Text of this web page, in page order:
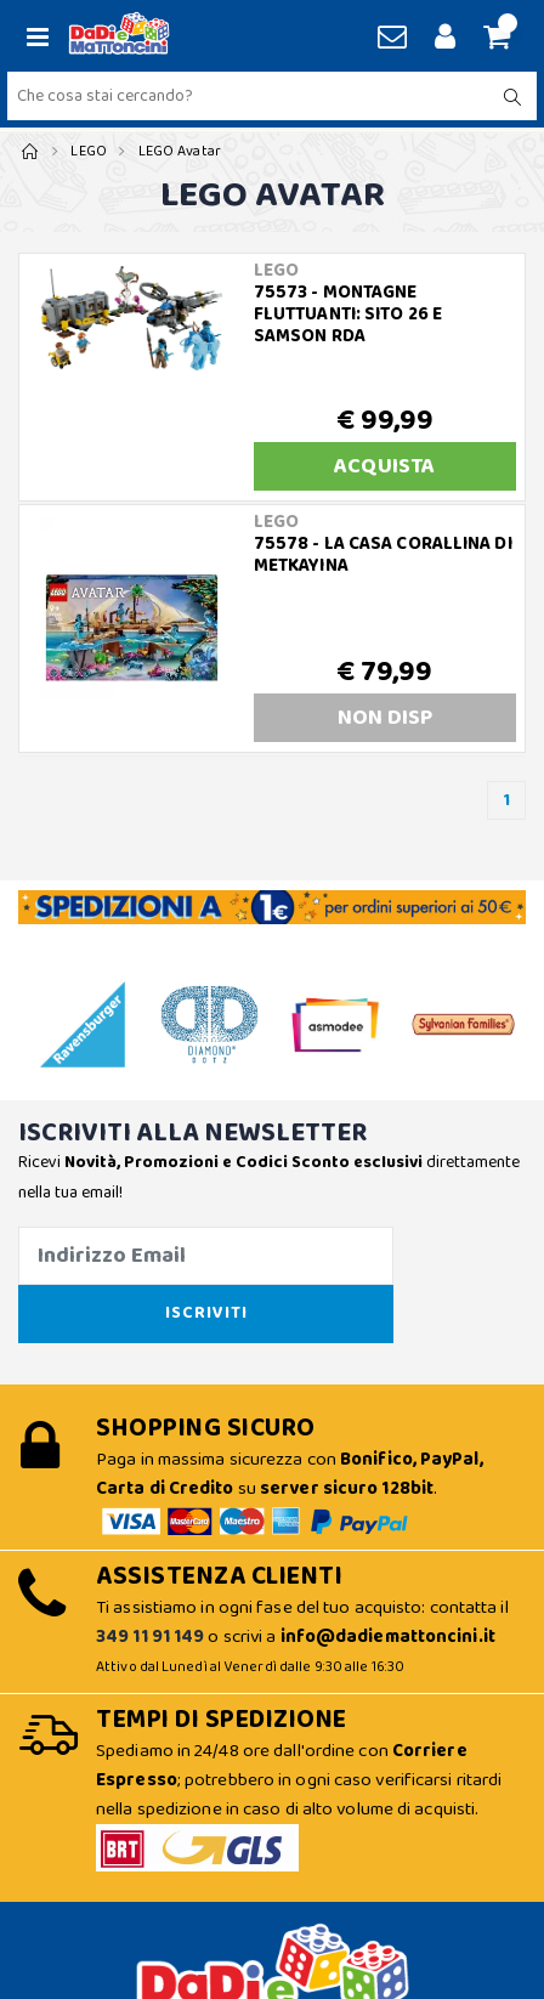
LEGO LEGO Avatar
LEGO AVATAR
LEGO
75573 - MONTAGNE
FLUTTUANTI: SITO 26 E
SAMSON RDA
€ 99,99
ACQUISTA
LEGO
75578 - LA CASA CORALLINA DI
METKAYINA
€ 79,99
NON DISP
1
ISCRIVITI ALLA NEWSLETTER
Ricevi Novità, Promozioni e Codici Sconto esclusividirettamente
nella tua email!
SHOPPING SICURO
Paga in massima sicurezza con Bonifico, PayPal,
Carta di Creditosu server sicuro 128bit.
ASSISTENZA CLIENTI
Ti assistiamo in ogni fase del tuo acquisto: contatta il
349 11 91 149o scrivi a info@dadiemattoncini.it
Attivo dal Lunedì al Venerdì dalle 9:30 alle 16:30
TEMPI DI SPEDIZIONE
Spediamo in 24/48 ore dall'ordine con Corriere
Espresso; potrebbero in ogni caso verificarsi ritardi
nella spedizione in caso di alto volume di acquisti.